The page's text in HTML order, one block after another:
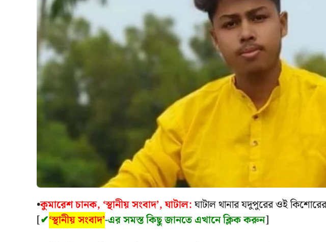
•কুমারেশ চানক, ‘স্থানীয় সংবাদ’, ঘাটাল:ঘাটাল থানার যদুপুরের ওই
[✔‘স্থানীয় সংবাদ’-এর সমস্ত কিছু জানতে এখানে ক্লিক করুন]